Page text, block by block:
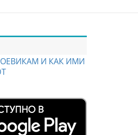
И КАК ИМИ